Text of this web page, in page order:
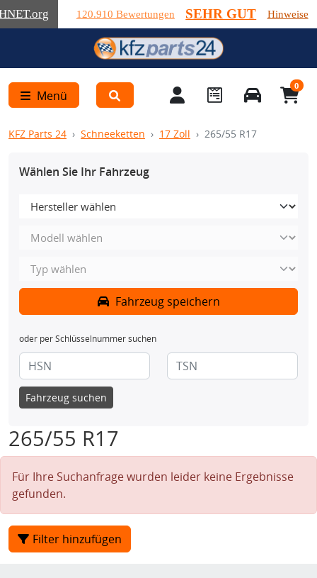
.org 120.910 Bewertungen SEHR GUT Hinweise
Menü
0
KFZ Parts 24 Schneeketten 17 Zoll 265/55 R17
Wählen Sie Ihr Fahrzeug
Fahrzeug speichern
oder per Schlüsselnummer suchen
Fahrzeug suchen
265/55 R17
Für Ihre Suchanfrage wurden leider keine Ergebnisse
gefunden.
Filter hinzufügen